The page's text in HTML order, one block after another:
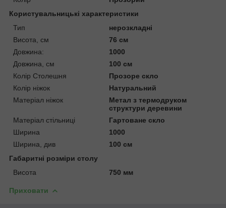
Користувальницькі характеристики
Тип
нерозкладні
Висота, см
76 см
Довжина:
1000
Довжина, см
100 см
Колір Столешня
Прозоре скло
Колір ніжок
Натуральний
Матеріал ніжок
Метал з термодруком
структури деревини
Матеріал стільниці
Гартоване скло
Ширина
1000
Ширина, див
100 см
Габаритні розміри столу
Висота
750 мм
Приховати